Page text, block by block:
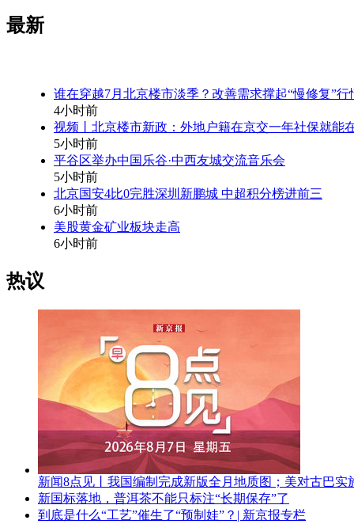
最新
谁在穿越7月北京楼市淡季？改善需求撑起“慢修复”行
4小时前
视频丨北京楼市新政：外地户籍在京交一年社保就能
5小时前
平谷区举办中国乐谷·中西友城交流音乐会
5小时前
北京国安4比0完胜深圳新鹏城 中超积分榜进前三
6小时前
美股黄金矿业板块走高
6小时前
热议
新闻8点见丨我国编制完成新版全月地质图；美对古巴实
新国标落地，普洱茶不能只标注“长期保存”了
到底是什么“工艺”催生了“预制娃”？| 新京报专栏